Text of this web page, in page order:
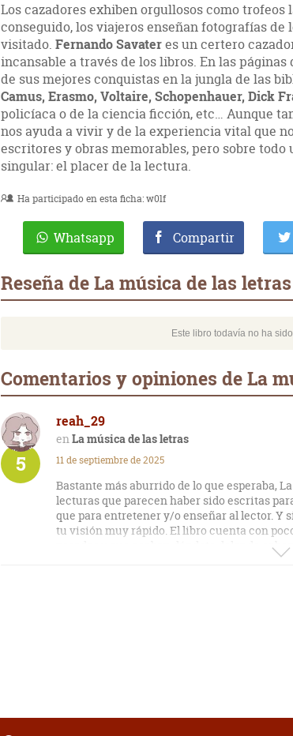
Los cazadores exhiben orgullosos como trofeos
conseguido, los viajeros enseñan fotografías de
visitado. Fernando Savateres un certero
incansable a través de los libros. En las
de sus mejores conquistas en la jungla de las
Camus, Erasmo, Voltaire, Schopenhauer, Dick
policíaca o de la ciencia ficción, etc… Aunque
nos ayuda a vivir y de la experiencia vital que
escritores y obras memorables, pero sobre
singular: el placer de la lectura.
Ha participado en esta ficha:w0lf
Whatsapp Compartir
Reseña de La música de las letras
Este libro todavía no ha
Comentarios y opiniones de La
reah_29
La música de las letras
5 11 de septiembre de 2025
Bastante más aburrido de lo que esperaba,
lecturas que parecen haber sido escritas
que para entretener y/o enseñar al lector. Y
tu visión muy rápido. El libro cuenta con
pesadas y que acaban dándote dolor de